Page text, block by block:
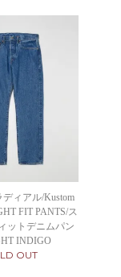
ィアル/Kustom
FIT PANTS/ス
ットデニムパン
INDIGO
OUT